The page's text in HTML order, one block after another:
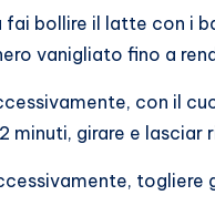
fai bollire il latte con i
vanigliato fino a
con il
minuti, girare e lasciar
togliere